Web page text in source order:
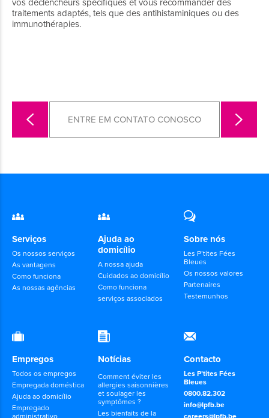
vos déclencheurs spécifiques et vous recommander des
traitements adaptés, tels que des antihistaminiques ou des
immunothérapies.
ENTRE EM CONTATO CONOSCO
Serviços
Os nossos serviços
As vantagens
Como funciona
As nossas agências
Ajuda ao
domicílio
A nossa ajuda
Cuidados ao domicílio
Como funciona
serviços associados
Sobre nós
Les P’tites Fées
Bleues
Os nossos valores
Partenaires
Testemunhos
Empregos
Todos os empregos
Empregada doméstica
Ajuda ao domicílio
Empregado
administrativo
Notícias
Comment éviter les
allergies saisonnières
et soulager les
symptômes ?
Les bienfaits de la
Contacto
Les P’tites Fées
Bleues
0800.82.302
info@lpfb.be
careers@lpfb.be